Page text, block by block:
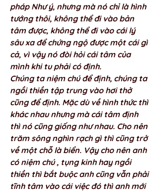
pháp Như ý, nhưng mà nó chỉ là hình
tướng thôi, không thể đi vào bản
tâm được, không thể đi vào cái lý
sâu xa để chứng ngộ được một cái gì
cả, vì vậy nó đòi hỏi cái tâm của
mình khi tu phải có định.
Chúng ta niệm chú để định, chúng ta
ngồi thiền tập trung vào hơi thở
cũng để định. Mặc dù về hình thức thì
khác nhau nhưng mà cái tâm định
thì nó cũng giống như nhau. Cho nên
trăm sông nghìn rạch gì thì cũng trở
về một chỗ là biển. Vậy cho nên anh
có niệm chú , tụng kinh hay ngồi
thiền thì bắt buộc anh cũng vẫn phải
tĩnh tâm vào cái việc đó thì anh mới